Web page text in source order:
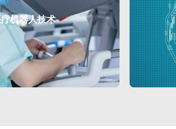
机器人技术